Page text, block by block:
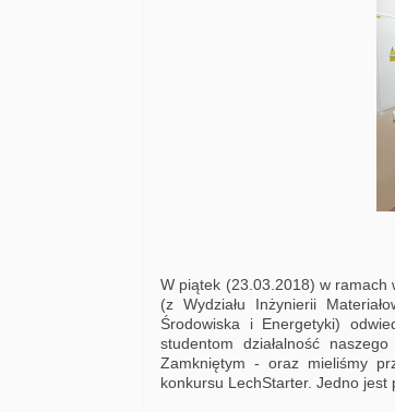
W piątek (23.03.2018) w ramach
(z Wydziału Inżynierii
Środowiska i Energetyki)
studentom działalność
Zamkniętym - oraz mieliśmy
konkursu LechStarter. Jedno jest